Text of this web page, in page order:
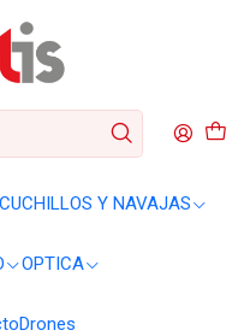
CUCHILLOS Y NAVAJAS
OPTICA
Drones
62369815
CORTAPLUMAS
0.8573